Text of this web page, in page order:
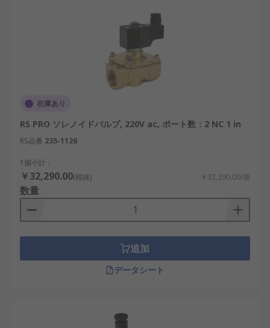
在庫あり
RS PRO ソレノイドバルブ, 220V ac, ポート数：2 NC 1 in
RS品番 235-1126
1個小計：
￥32,290.00(税抜) ￥32,290.00/個
数量
追加
データシート